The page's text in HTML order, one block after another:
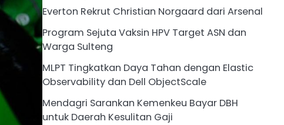
Everton Rekrut Christian Norgaard dari Arsenal
Program Sejuta Vaksin HPV Target ASN dan
Warga Sulteng
MLPT Tingkatkan Daya Tahan dengan Elastic
Observability dan Dell ObjectScale
Mendagri Sarankan Kemenkeu Bayar DBH
untuk Daerah Kesulitan Gaji